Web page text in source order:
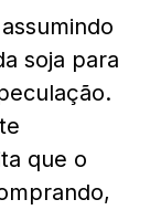
soja para
.
que o